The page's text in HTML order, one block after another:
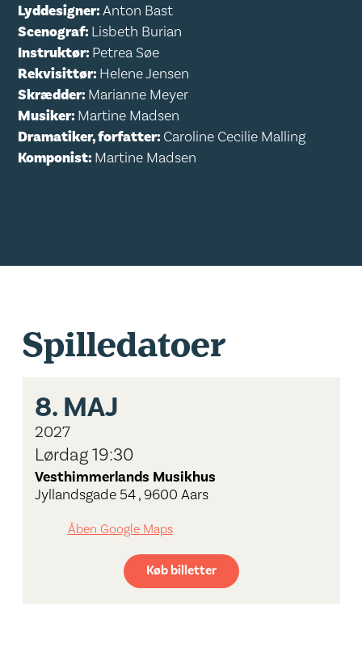
Lyddesigner:Anton Bast
Scenograf: Lisbeth Burian
Instruktør: Petrea Søe
Rekvisittør: Helene Jensen
Skrædder: Marianne Meyer
Musiker: Martine Madsen
Dramatiker, forfatter: Caroline Cecilie Malling
Komponist: Martine Madsen
Spilledatoer
8. MAJ
2027
Lørdag 19:30
Vesthimmerlands Musikhus
Jyllandsgade 54 , 9600 Aars
Åben Google Maps
Køb billetter